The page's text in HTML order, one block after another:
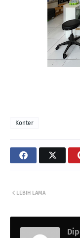
Konter
LEBIH LAMA